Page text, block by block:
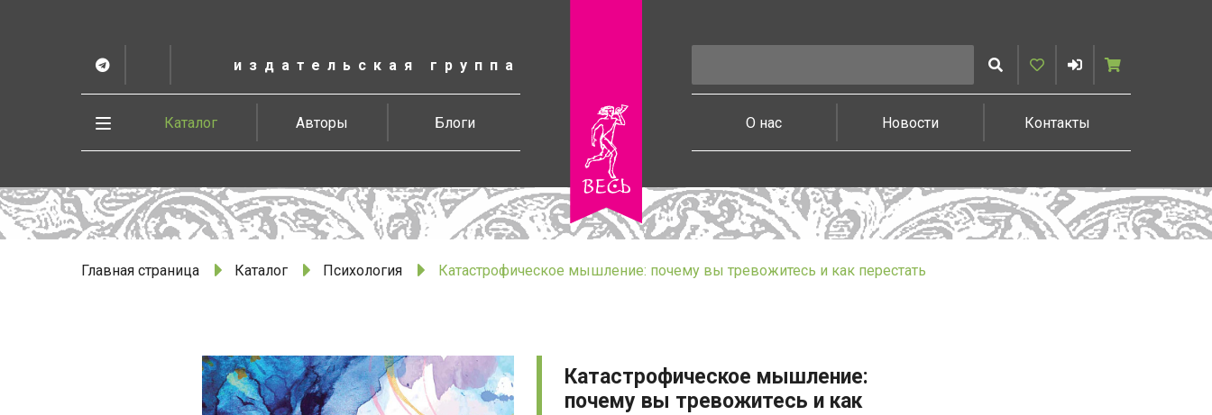
содержанию
издательская группа
весь
Telegram
Vesbook
ИскатьИзбранное
ВойтиКорзина
Каталог Авторы Блоги О нас Новости Контакты
Развернуть
Главная страница Каталог Психология Катастрофическое мышление: почему вы тревожитесь и как перестать
Катастрофическое мышление:
почему вы тревожитесь и как